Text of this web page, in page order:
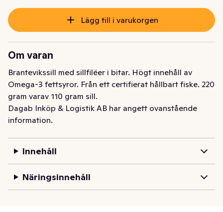
Lägg till i varukorgen
Om varan
Brantevikssill med sillfiléer i bitar. Högt innehåll av
Omega-3 fettsyror. Från ett certifierat hållbart fiske. 220
gram varav 110 gram sill.
Dagab Inköp & Logistik AB har angett ovanstående
information.
Innehåll
Näringsinnehåll